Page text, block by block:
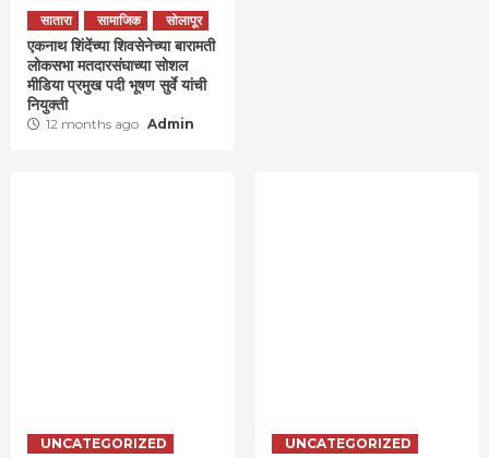
सातारा
सामाजिक सोलापूर
एकनाथ शिंदेंच्या शिवसेनेच्या बारामती
लोकसभा मतदारसंघाच्या सोशल
मीडिया प्रमुख पदी भूषण सुर्वे यांची
नियुक्ती
12 months ago Admin
UNCATEGORIZED
UNCATEGORIZED